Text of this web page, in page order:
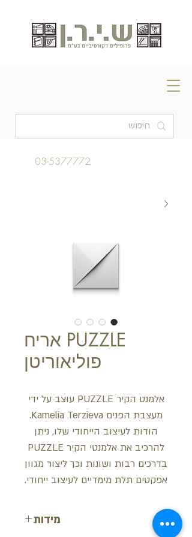
03-5377772
PUZZLE אריח
פוליאוריטן
אלמנט הקיר PUZZLE עוצב על ידי
מעצבת הפנים Kamelia Terzieva.
הודות לעיצוב הייחודי שלו, ניתן
להרכיב את אלמנטי הקיר PUZZLE
בדרכים רבות ושונות וכך ליצור מגוון
אפקטים תלת מימדיים לעיצוב ייחודי.
מידות